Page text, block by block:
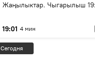
Жаңылыктар. Чыгарылыш
19:01 4 мин
Сегодня